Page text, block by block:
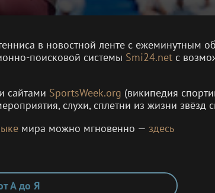
в новостной ленте с ежеминутным
поисковой системы Smi24.net с
сайтами SportsWeek.org (википедия
слухи, сплетни из жизни звёзд
мира можно мгновенно — здесь
А до Я